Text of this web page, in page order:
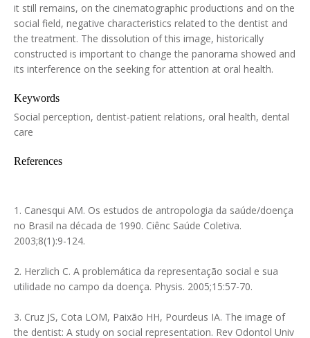
it still remains, on the cinematographic productions and on the
social field, negative characteristics related to the dentist and
the treatment. The dissolution of this image, historically
constructed is important to change the panorama showed and
its interference on the seeking for attention at oral health.
Keywords
Social perception, dentist-patient relations, oral health, dental
care
References
1. Canesqui AM. Os estudos de antropologia da saúde/doença
no Brasil na década de 1990. Ciênc Saúde Coletiva.
2003;8(1):9-124.
2. Herzlich C. A problemática da representação social e sua
utilidade no campo da doença. Physis. 2005;15:57-70.
3. Cruz JS, Cota LOM, Paixão HH, Pourdeus IA. The image of
the dentist: A study on social representation. Rev Odontol Univ